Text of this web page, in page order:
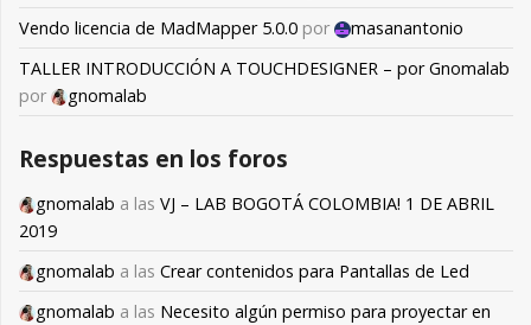
Vendo licencia de MadMapper 5.0.0 por
masanantonio
TALLER INTRODUCCIÓN A TOUCHDESIGNER – por Gnomalab
por
gnomalab
Respuestas en los foros
gnomalab a las VJ – LAB BOGOTÁ COLOMBIA! 1 DE ABRIL
2019
gnomalab a las Crear contenidos para Pantallas de Led
gnomalab a las Necesito algún permiso para proyectar en